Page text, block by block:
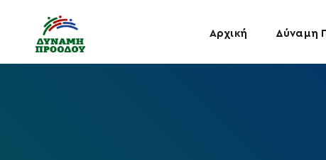
Αρχική Δύναμη